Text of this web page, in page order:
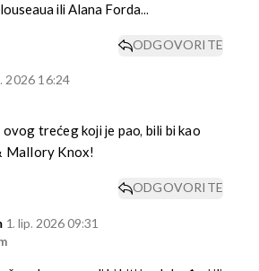
ili Alana Forda...
ODGOVORITE
2026 16:24
ovog trećeg koji je pao, bili bi kao
Mallory Knox!
ODGOVORITE
1. lip. 2026 09:31